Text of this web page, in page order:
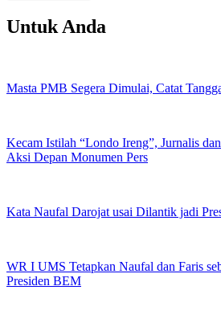
Untuk Anda
Masta PMB Segera Dimulai, Catat
Kecam Istilah “Londo Ireng”, Jurnalis
Aksi Depan Monumen Pers
Kata Naufal Darojat usai Dilantik jadi
WR I UMS Tetapkan Naufal dan Faris
Presiden BEM